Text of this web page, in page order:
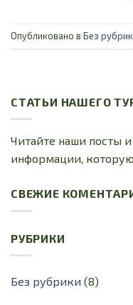
Опубликовано в Без
СТАТЬИ НАШЕГО
Читайте наши посты
информации,
СВЕЖИЕ
РУБРИКИ
Без рубрики (8)